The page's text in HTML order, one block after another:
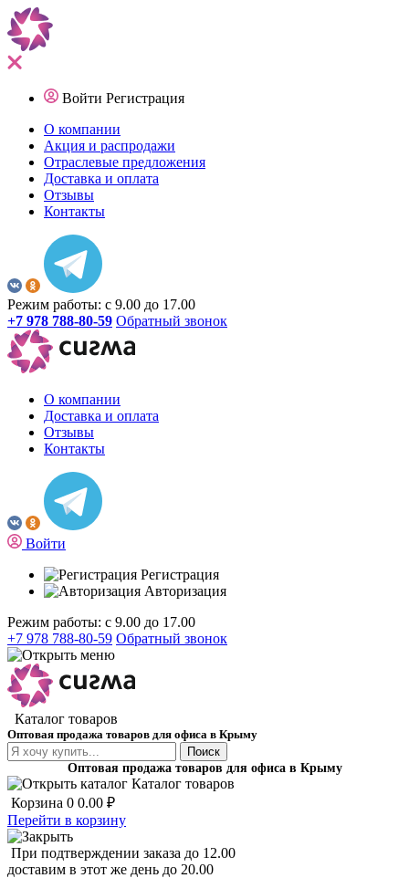
Войти Регистрация
О компании
Акция и распродажи
Отраслевые предложения
Доставка и оплата
Отзывы
Контакты
Режим работы: с 9.00 до 17.00
+7 978 788-80-59 Обратный звонок
О компании
Доставка и оплата
Отзывы
Контакты
Войти
Регистрация
Авторизация
Режим работы: с 9.00 до 17.00
+7 978 788-80-59 Обратный звонок
Каталог товаров
Оптовая продажа товаров для офиса в Крыму
Поиск
Оптовая продажа товаров для офиса в Крыму
Каталог товаров
Корзина 0 0.00 ₽
Перейти в корзину
При подтверждении заказа до 12.00
доставим в этот же день до 20.00